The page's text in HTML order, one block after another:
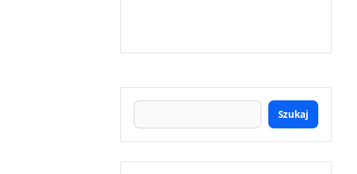
Szukaj